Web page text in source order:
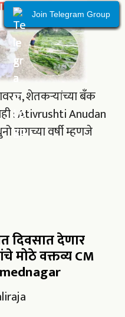
Join Telegram Group
Join Telegram Group
शेतकऱ्यांच्या बँक
: Ativrushti Anudan
वर्षी म्हणजे
Join Telegram Group
दिवसात देणार
मोठे वक्तव्य CM
Join Telegram Group
Join Telegram Group
Join Telegram Group